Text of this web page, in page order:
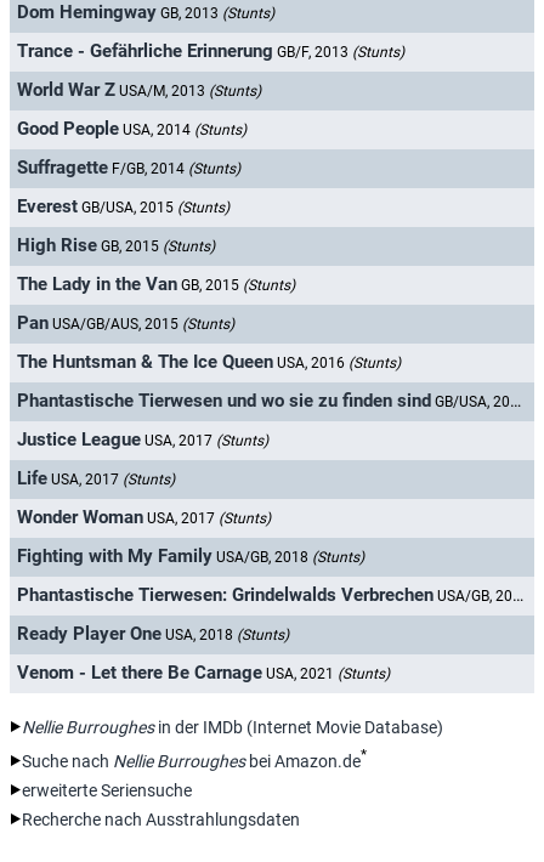
Dom Hemingway GB, 2013 (Stunts)
Trance - Gefährliche Erinnerung GB/F, 2013 (Stunts)
World War Z USA/M, 2013 (Stunts)
Good People USA, 2014 (Stunts)
Suffragette F/GB, 2014 (Stunts)
Everest GB/USA, 2015 (Stunts)
High Rise GB, 2015 (Stunts)
The Lady in the Van GB, 2015 (Stunts)
Pan USA/GB/AUS, 2015 (Stunts)
The Huntsman & The Ice Queen USA, 2016 (Stunts)
Phantastische Tierwesen und wo sie zu finden sind GB/USA, 2016
Justice League USA, 2017 (Stunts)
Life USA, 2017 (Stunts)
Wonder Woman USA, 2017 (Stunts)
Fighting with My Family USA/GB, 2018 (Stunts)
Phantastische Tierwesen: Grindelwalds Verbrechen USA/GB, 2018
Ready Player One USA, 2018 (Stunts)
Venom - Let there Be Carnage USA, 2021 (Stunts)
Nellie Burroughesin der IMDb (Internet Movie Database)
Suche nach Nellie Burroughesbei Amazon.de*
erweiterte Seriensuche
Recherche nach Ausstrahlungsdaten